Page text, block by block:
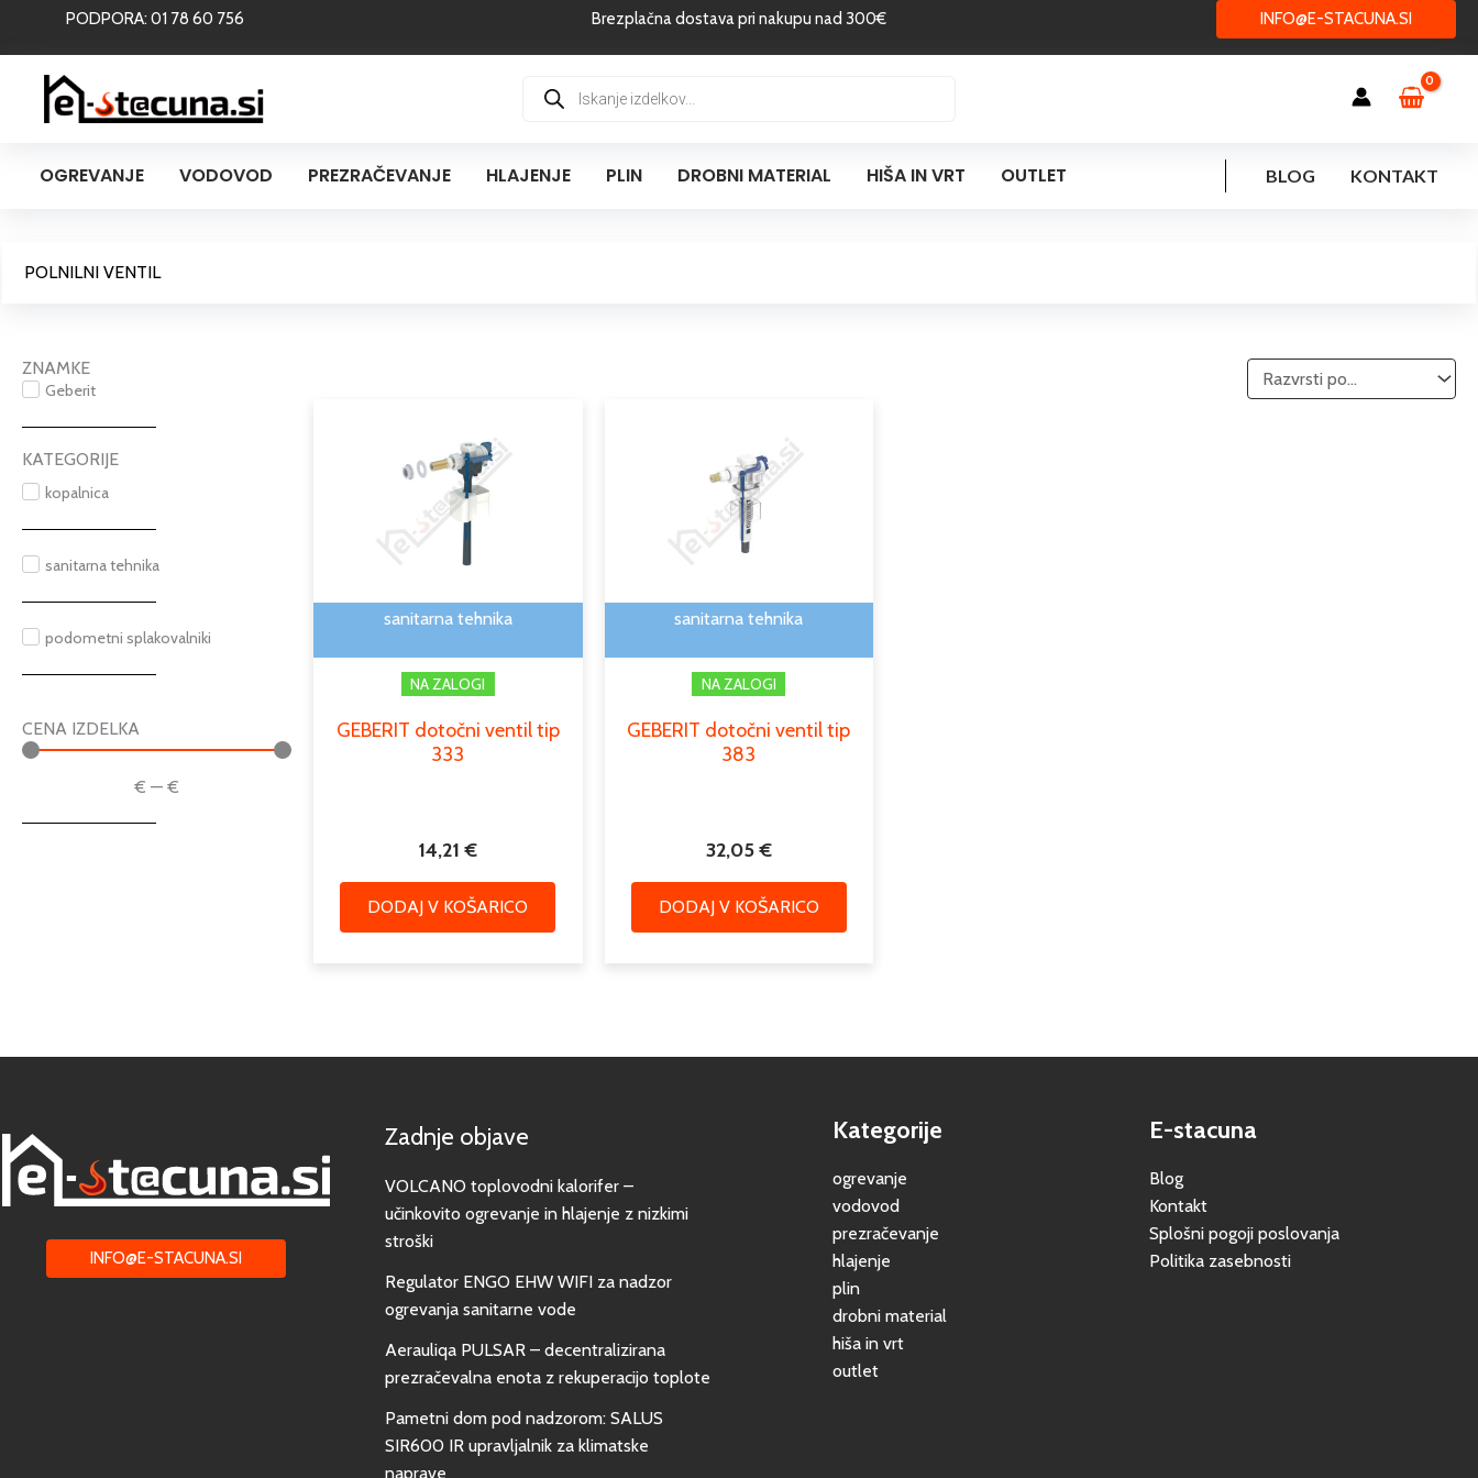
PODPORA: 01 78 60 756 Brezplačna dostava pri nakupu nad 300€ INFO@E-STACUNA.SI
search
OGREVANJE VODOVOD PREZRAČEVANJE HLAJENJE PLIN DROBNI MATERIAL HIŠA IN VRT OUTLET BLOG KONTAKT
POLNILNI VENTIL
ZNAMKE
Geberit
KATEGORIJE
kopalnica
sanitarna tehnika
podometni splakovalniki
CENA IZDELKA
€ — €
sanitarna tehnika
NA ZALOGI
GEBERIT dotočni ventil tip
333
14,21€
DODAJ V KOŠARICO
sanitarna tehnika
NA ZALOGI
GEBERIT dotočni ventil tip
383
32,05€
DODAJ V KOŠARICO
INFO@E-STACUNA.SI
Zadnje objave
VOLCANO toplovodni kalorifer –
učinkovito ogrevanje in hlajenje z nizkimi
stroški
Regulator ENGO EHW WIFI za nadzor
ogrevanja sanitarne vode
Aerauliqa PULSAR – decentralizirana
prezračevalna enota z rekuperacijo toplote
Pametni dom pod nadzorom: SALUS
SIR600 IR upravljalnik za klimatske
naprave
Kategorije
ogrevanje
vodovod
prezračevanje
hlajenje
plin
drobni material
hiša in vrt
outlet
E-stacuna
Blog
Kontakt
Splošni pogoji poslovanja
Politika zasebnosti